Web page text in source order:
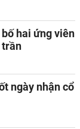
hai ứng viên
trần
ngày nhận cổ